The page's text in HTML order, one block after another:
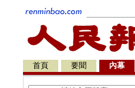
首頁 要聞 內幕